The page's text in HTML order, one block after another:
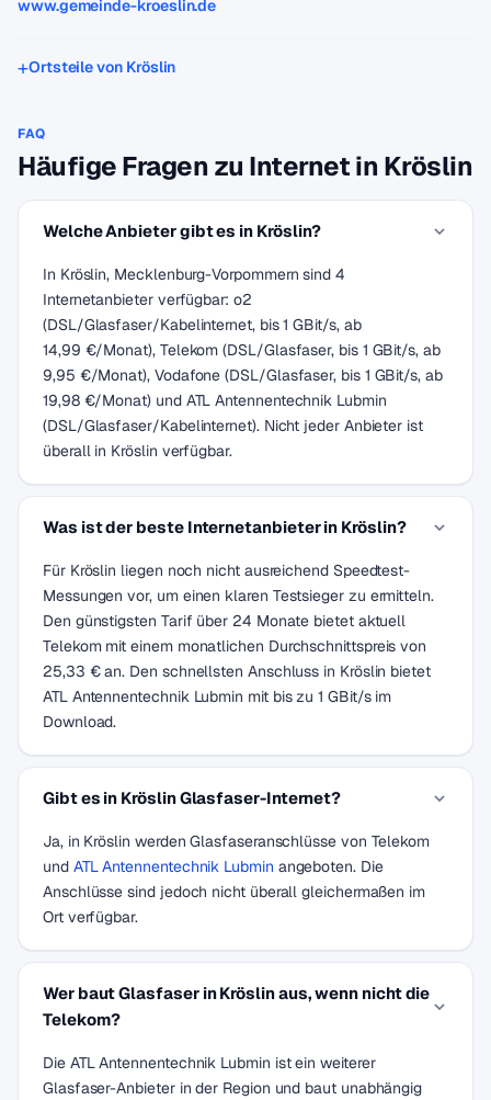
www.gemeinde-kroeslin.de
Ortsteile von Kröslin
FAQ
Häufige Fragen zu Internet in Kröslin
Welche Anbieter gibt es in Kröslin?
In Kröslin, Mecklenburg-Vorpommern sind 4
Internetanbieter verfügbar: o2
(DSL/Glasfaser/Kabelinternet, bis 1 GBit/s, ab
14,99 €/Monat), Telekom (DSL/Glasfaser, bis 1 GBit/s, ab
9,95 €/Monat), Vodafone (DSL/Glasfaser, bis 1 GBit/s, ab
19,98 €/Monat) und ATL Antennentechnik Lubmin
(DSL/Glasfaser/Kabelinternet). Nicht jeder Anbieter ist
überall in Kröslin verfügbar.
Was ist der beste Internetanbieter in Kröslin?
Für Kröslin liegen noch nicht ausreichend Speedtest-
Messungen vor, um einen klaren Testsieger zu ermitteln.
Den günstigsten Tarif über 24 Monate bietet aktuell
Telekom mit einem monatlichen Durchschnittspreis von
25,33 € an. Den schnellsten Anschluss in Kröslin bietet
ATL Antennentechnik Lubmin mit bis zu 1 GBit/s im
Download.
Gibt es in Kröslin Glasfaser-Internet?
Ja, in Kröslin werden Glasfaseranschlüsse von Telekom
und ATL Antennentechnik Lubmin angeboten. Die
Anschlüsse sind jedoch nicht überall gleichermaßen im
Ort verfügbar.
Wer baut Glasfaser in Kröslin aus, wenn nicht die
Telekom?
Die ATL Antennentechnik Lubmin ist ein weiterer
Glasfaser-Anbieter in der Region und baut unabhängig